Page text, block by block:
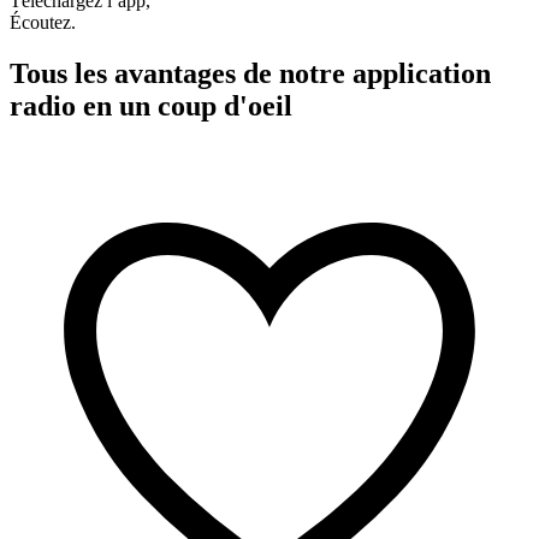
Écoutez.
Tous les avantages de notre application
radio en un coup d'oeil